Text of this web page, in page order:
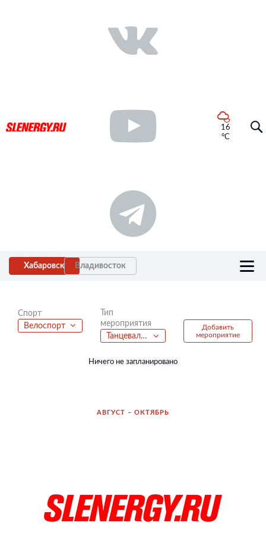
16
°C
Хабаровск Владивосток
Спорт
Велоспорт
Тип
мероприятия
Танцевальные батлы
Добавить
мероприятие
Ничего не запланировано
АВГУСТ – ОКТЯБРЬ